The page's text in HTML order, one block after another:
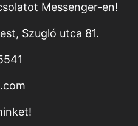
Messenger-en!
Szugló utca 81.